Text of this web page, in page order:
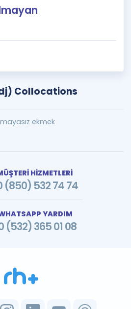
Collocations
mayasız ekmek
HİZMETLERİ
(850) 532 74 74
YARDIM
(532) 365 01 08